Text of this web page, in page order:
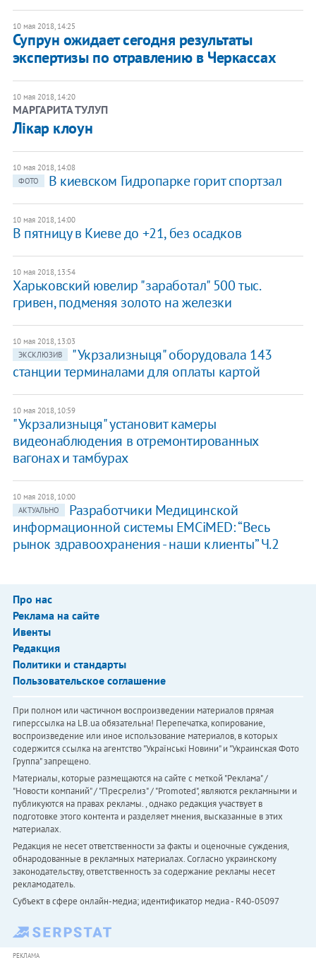
10 мая 2018, 14:25
Супрун ожидает сегодня результаты
экспертизы по отравлению в Черкассах
10 мая 2018, 14:20
МАРГАРИТА ТУЛУП
Лікар клоун
10 мая 2018, 14:08
ФОТО
В киевском Гидропарке горит спортзал
10 мая 2018, 14:00
В пятницу в Киеве до +21, без осадков
10 мая 2018, 13:54
Харьковский ювелир "заработал" 500 тыс.
гривен, подменяя золото на железки
10 мая 2018, 13:03
ЭКСКЛЮЗИВ
​"Укрзализныця" оборудовала 143
станции терминалами для оплаты картой
10 мая 2018, 10:59
"Укрзализныця" установит камеры
видеонаблюдения в отремонтированных
вагонах и тамбурах
10 мая 2018, 10:00
АКТУАЛЬНО
Разработчики Медицинской
информационной системы EMCiMED: “Весь
рынок здравоохранения - наши клиенты” Ч.2
Про нас
Реклама на сайте
Ивенты
Редакция
Политики и стандарты
Пользовательское соглашение
При полном или частичном воспроизведении материалов прямая
гиперссылка на LB.ua обязательна! Перепечатка, копирование,
воспроизведение или иное использование материалов, в которых
содержится ссылка на агентство "Українськi Новини" и "Украинская Фото
Группа" запрещено.
Материалы, которые размещаются на сайте с меткой "Реклама" /
"Новости компаний" / "Пресрелиз" / "Promoted", являются рекламными и
публикуются на правах рекламы. , однако редакция участвует в
подготовке этого контента и разделяет мнения, высказанные в этих
материалах.
Редакция не несет ответственности за факты и оценочные суждения,
обнародованные в рекламных материалах. Согласно украинскому
законодательству, ответственность за содержание рекламы несет
рекламодатель.
Субъект в сфере онлайн-медиа; идентификатор медиа - R40-05097
РЕКЛАМА